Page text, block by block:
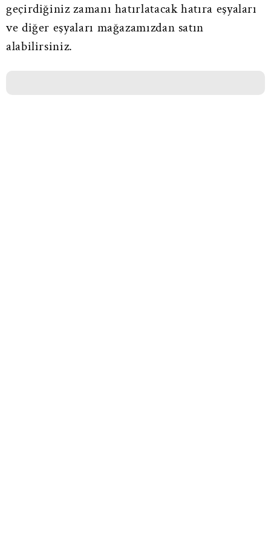
geçirdiğiniz zamanı hatırlatacak hatıra eşyaları
ve diğer eşyaları mağazamızdan satın
alabilirsiniz.